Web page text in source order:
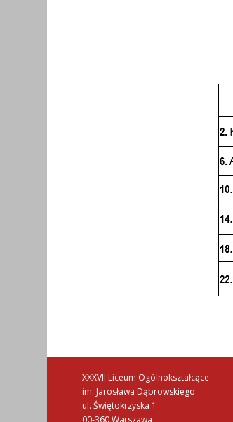
XXXVII Liceum Ogólnokształcące
im. Jarosława Dąbrowskiego
ul. Świętokrzyska 1